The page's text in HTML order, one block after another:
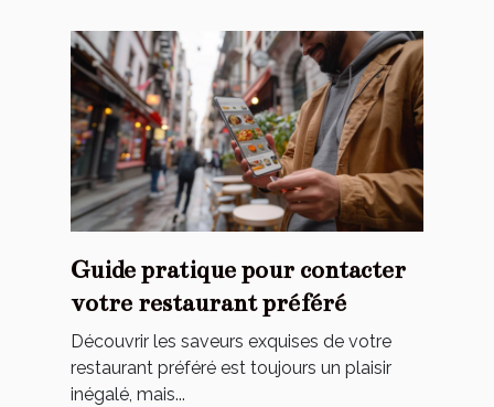
Guide pratique pour contacter
votre restaurant préféré
Découvrir les saveurs exquises de votre
restaurant préféré est toujours un plaisir
inégalé, mais...